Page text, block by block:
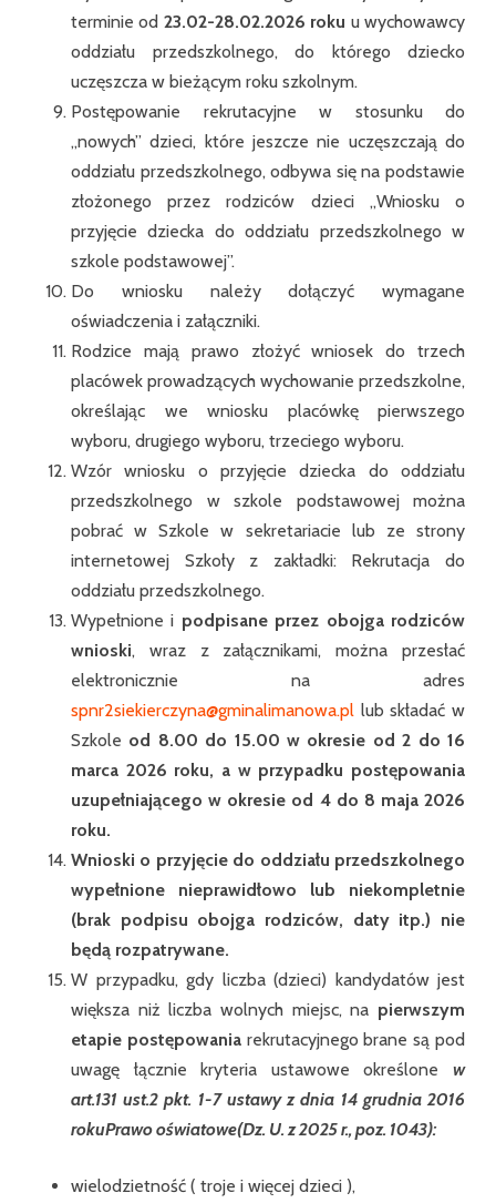
terminie od 23.02-28.02.2026 roku u wychowawcy
oddziału przedszkolnego, do którego dziecko
uczęszcza w bieżącym roku szkolnym.
Postępowanie rekrutacyjne w stosunku do
,,nowych” dzieci, które jeszcze nie uczęszczają do
oddziału przedszkolnego, odbywa się na podstawie
złożonego przez rodziców dzieci ,,Wniosku o
przyjęcie dziecka do oddziału przedszkolnego w
szkole podstawowej”.
Do wniosku należy dołączyć wymagane
oświadczenia i załączniki.
Rodzice mają prawo złożyć wniosek do trzech
placówek prowadzących wychowanie przedszkolne,
określając we wniosku placówkę pierwszego
wyboru, drugiego wyboru, trzeciego wyboru.
Wzór wniosku o przyjęcie dziecka do oddziału
przedszkolnego w szkole podstawowej można
pobrać w Szkole w sekretariacie lub ze strony
internetowej Szkoły z zakładki: Rekrutacja do
oddziału przedszkolnego.
Wypełnione i podpisane przez obojga rodziców
wnioski, wraz z załącznikami, można przesłać
elektronicznie na adres
spnr2siekierczyna@gminalimanowa.pl lub składać w
Szkole od 8.00 do 15.00 w okresie od 2 do 16
marca 2026 roku, a w przypadku postępowania
uzupełniającego w okresie od 4 do 8 maja 2026
roku.
Wnioski o przyjęcie do oddziału przedszkolnego
wypełnione nieprawidłowo lub niekompletnie
(brak podpisu obojga rodziców, daty itp.) nie
będą rozpatrywane.
W przypadku, gdy liczba (dzieci) kandydatów jest
większa niż liczba wolnych miejsc, na pierwszym
etapie postępowaniarekrutacyjnego brane są pod
uwagę łącznie kryteria ustawowe określone w
art.131 ust.2 pkt. 1-7 ustawy z dnia 14 grudnia 2016
rokuPrawo oświatowe(Dz. U. z 2025 r., poz. 1043):
wielodzietność ( troje i więcej dzieci ),